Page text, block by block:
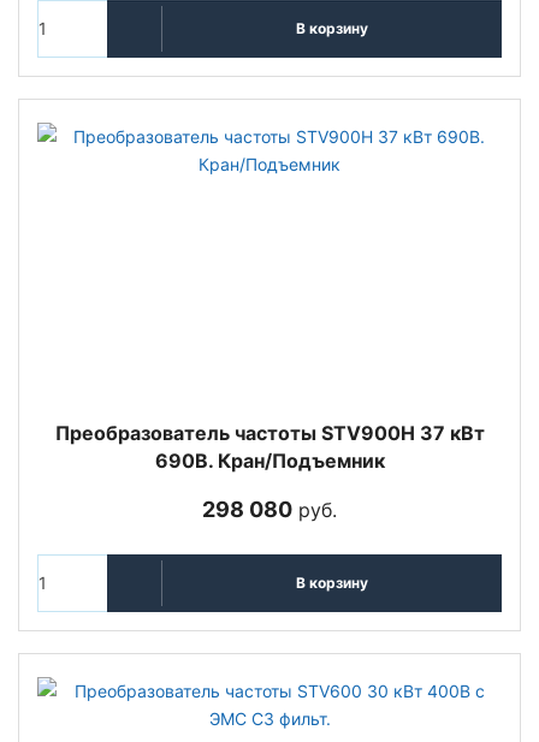
В корзину
Преобразователь частоты STV900H 37 кВт
690В. Кран/Подъемник
298 080 руб.
В корзину